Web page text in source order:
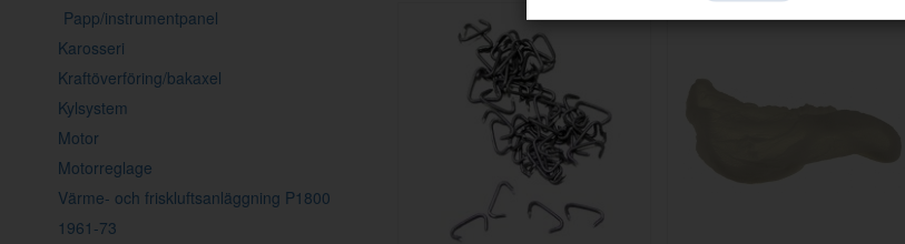
Papp/instrumentpanel
Karosseri
Kraftöverföring/bakaxel
Kylsystem
Motor
Motorreglage
Värme- och friskluftsanläggning P1800
1961-73